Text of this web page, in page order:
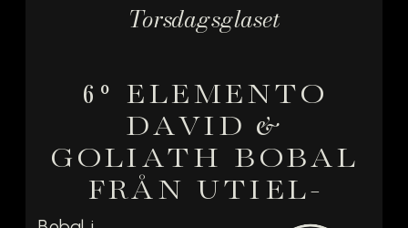
Torsdagsglaset
6º ELEMENTO
DAVID &
GOLIATH BOBAL
FRÅN UTIEL-